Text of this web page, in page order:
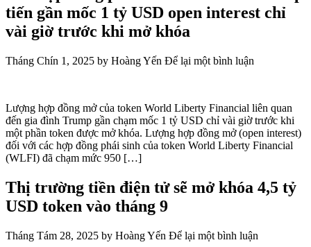
tiến gần mốc 1 tỷ USD open interest chỉ
vài giờ trước khi mở khóa
Tháng Chín 1, 2025 by Hoàng Yến Để lại một bình luận
Lượng hợp đồng mở của token World Liberty Financial liên quan
đến gia đình Trump gần chạm mốc 1 tỷ USD chỉ vài giờ trước khi
một phần token được mở khóa. Lượng hợp đồng mở (open interest)
đối với các hợp đồng phái sinh của token World Liberty Financial
(WLFI) đã chạm mức 950 […]
Thị trường tiền điện tử sẽ mở khóa 4,5 tỷ
USD token vào tháng 9
Tháng Tám 28, 2025 by Hoàng Yến Để lại một bình luận